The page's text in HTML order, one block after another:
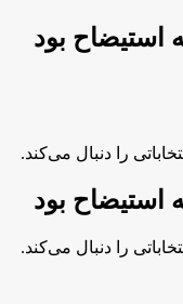
استیضاح بود
را دنبال می‌کند.
استیضاح بود
را دنبال می‌کند.